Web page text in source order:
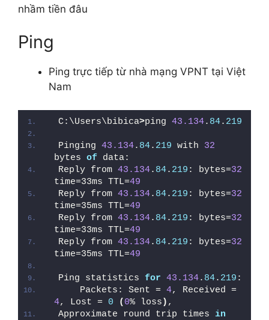
nhầm tiền đâu
Ping
Ping trực tiếp từ nhà mạng VPNT tại Việt
Nam
C:\Users\bibica>ping 43.134. 84. 219
Pinging 43.134. 84. 219 with 32
bytes of data:
Reply from 43.134. 84. 219 : bytes=32
time=33ms TTL=49
Reply from 43.134. 84. 219 : bytes=32
time=35ms TTL=49
Reply from 43.134. 84. 219 : bytes=32
time=33ms TTL=49
Reply from 43.134. 84. 219 : bytes=32
time=35ms TTL=49
Ping statistics for 43.134. 84. 219 :
    Packets: Sent =
4
4, Lost = 0 ( 0% loss ) ,
Approximate round trip times in